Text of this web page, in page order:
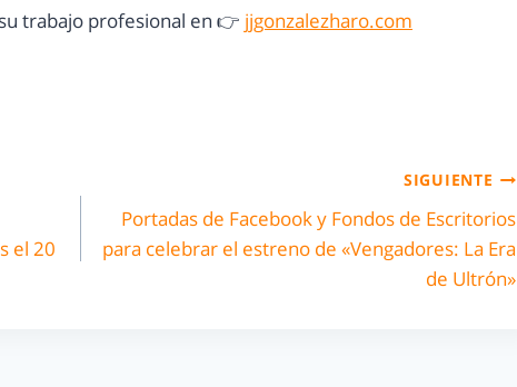
trabajo profesional en 👉 jjgonzalezharo.com
el 20
SIGUIENTE
Portadas de Facebook y Fondos de Escritorios
para celebrar el estreno de «Vengadores: La Era
de Ultrón»